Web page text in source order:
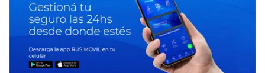
José Samuel Sánchez (Tierra)
Rufino (Santa Fe)
Juan Navarro (Asfalto)
El Timbó (Tucumán)